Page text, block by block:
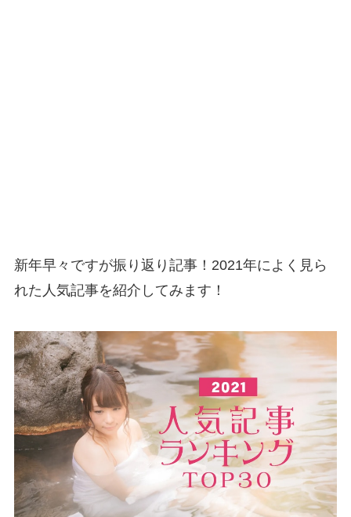
新年早々ですが振り返り記事！2021年によく見ら
れた人気記事を紹介してみます！